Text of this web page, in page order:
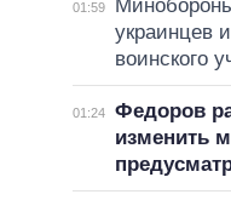
01:59
украинцев
воинского
01:24
Федоров
изменить